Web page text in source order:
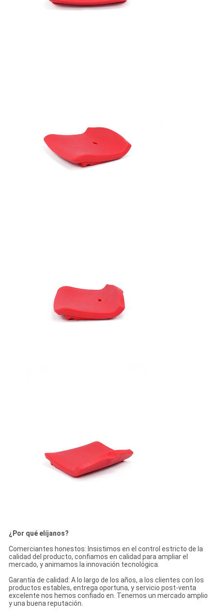
¿Por qué elíjanos?
Comerciantes honestos: Insistimos en el control estricto de la
calidad del producto, confiamos en calidad para ampliar el
mercado, y animamos la innovación tecnológica.
Garantía de calidad: A lo largo de los años, a los clientes con los
productos estables, entrega oportuna, y servicio post-venta
excelente nos hemos confiado en. Tenemos un mercado amplio
y una buena reputación.